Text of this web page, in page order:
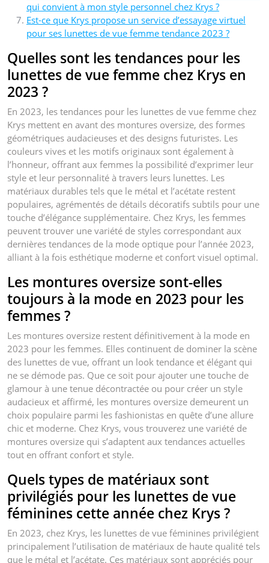
qui convient à mon style personnel chez Krys ?
Est-ce que Krys propose un service d’essayage virtuel
pour ses lunettes de vue femme tendance 2023 ?
Quelles sont les tendances pour les
lunettes de vue femme chez Krys en
2023 ?
En 2023, les tendances pour les lunettes de vue femme chez
Krys mettent en avant des montures oversize, des formes
géométriques audacieuses et des designs futuristes. Les
couleurs vives et les motifs originaux sont également à
l’honneur, offrant aux femmes la possibilité d’exprimer leur
style et leur personnalité à travers leurs lunettes. Les
matériaux durables tels que le métal et l’acétate restent
populaires, agrémentés de détails décoratifs subtils pour une
touche d’élégance supplémentaire. Chez Krys, les femmes
peuvent trouver une variété de styles correspondant aux
dernières tendances de la mode optique pour l’année 2023,
alliant à la fois esthétique moderne et confort visuel optimal.
Les montures oversize sont-elles
toujours à la mode en 2023 pour les
femmes ?
Les montures oversize restent définitivement à la mode en
2023 pour les femmes. Elles continuent de dominer la scène
des lunettes de vue, offrant un look tendance et élégant qui
ne se démode pas. Que ce soit pour ajouter une touche de
glamour à une tenue décontractée ou pour créer un style
audacieux et affirmé, les montures oversize demeurent un
choix populaire parmi les fashionistas en quête d’une allure
chic et moderne. Chez Krys, vous trouverez une variété de
montures oversize qui s’adaptent aux tendances actuelles
tout en offrant confort et style.
Quels types de matériaux sont
privilégiés pour les lunettes de vue
féminines cette année chez Krys ?
En 2023, chez Krys, les lunettes de vue féminines privilégient
principalement l’utilisation de matériaux de haute qualité tels
que le métal et l’acétate. Ces matériaux sont appréciés pour